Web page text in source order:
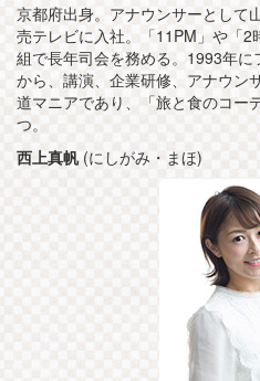
京都府出身。アナウンサーとして
売テレビに入社。「11PM」や「
組で長年司会を務める。1993年
から、講演、企業研修、アナウン
道マニアであり、「旅と食のコー
つ。
西上真帆(にしがみ・まほ)